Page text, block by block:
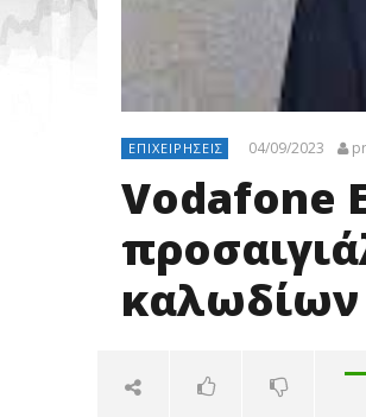
ΕΠΙΧΕΙΡΉΣΕΙΣ 04/09/2023
Vodafone
καλωδίων